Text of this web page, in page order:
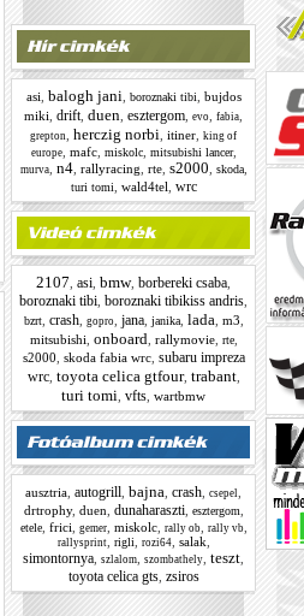
asi balogh jani boroznaki tibi
bujdos
miki drift duen esztergom evo fabia
grepton herczig norbi itiner king of
europe, mafc, miskolc, mitsubishi lancer,
murva, n4, rallyracing rte, s2000 skoda,
turi tomi wald4tel wrc
2107 asi bmw, borbereki csaba
boroznaki tibi boroznaki tibikiss andris
bzrt, crash, gopro, jana, janika, lada m3
mitsubishi onboard rallymovie, rte,
s2000 skoda fabia wrc, subaru impreza
wrc, toyota celica gtfour, trabant,
turi tomi vfts wartbmw
ausztria autogrill bajna crash csepel
drtrophy, duen dunaharaszti, esztergom
etele, frici gemer, miskolc, rally ob, rally vb,
rallysprint, rigli rozi64, salak
simontornya szlalom szombathely teszt
toyota celica gts, zsiros